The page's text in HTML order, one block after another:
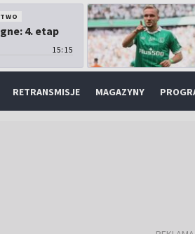
4. etap
15:15
RETRANSMISJE MAGAZYNY